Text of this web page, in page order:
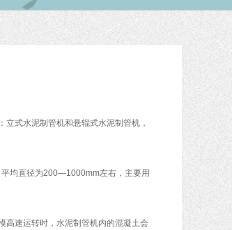
式水泥制管机和悬辊式水泥制管机，
均直径为200—1000mm左右，主要用
速运转时，水泥制管机内的混凝土会